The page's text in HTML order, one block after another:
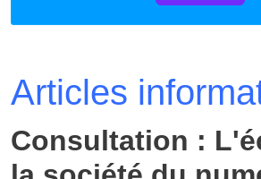
Articles
Consultation :